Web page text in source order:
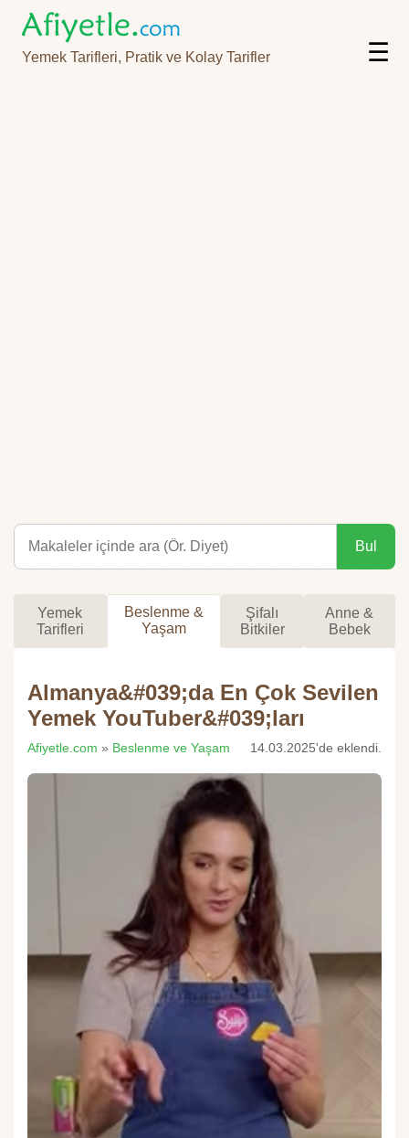
Yemek Tarifleri, Pratik ve Kolay Tarifler ☰
Bul
Yemek
Tarifleri
Beslenme &
Yaşam
Şifalı
Bitkiler
Anne &
Bebek
Almanya&#039;da En Çok Sevilen
Yemek YouTuber&#039;ları
Afiyetle.com » Beslenme ve Yaşam 14.03.2025'de eklendi.